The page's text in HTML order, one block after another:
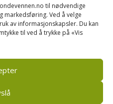
til nødvendige
markedsføring. Ved å velge
av informasjonskapsler. Du kan
til ved å trykke på «Vis